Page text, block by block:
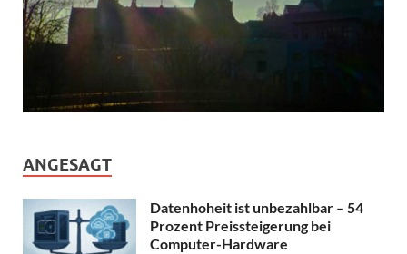
ANGESAGT
Datenhoheit ist unbezahlbar – 54
Prozent Preissteigerung bei
Computer-Hardware